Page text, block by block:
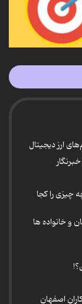
ارز دیجیتال
چیزی را کجا
و خانواده ها
اصفهان